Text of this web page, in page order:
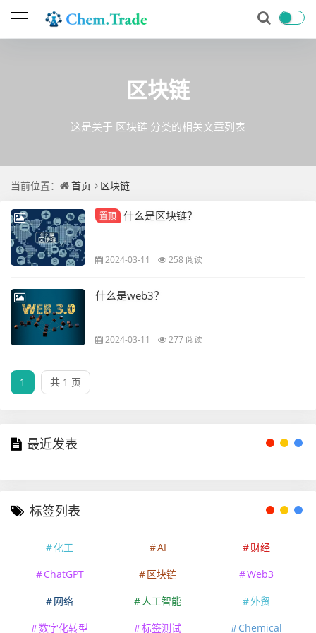
区块链
这是关于 区块链 分类的相关文章列表
当前位置： 首页 区块链
置顶 什么是区块链？
2024-03-11 258 阅读
什么是web3？
2024-03-11 277 阅读
1 共 1 页
最近发表
标签列表
化工 AI
财经
ChatGPT
区块链
Web3
网络
人工智能
外贸
数字化转型
标签测试 Chemical